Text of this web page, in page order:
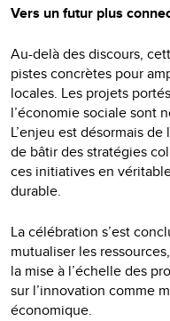
Vers un futur plus
Au-delà des discours,
pistes concrètes pour
locales. Les projets
l’économie sociale sont
L’enjeu est désormais
de bâtir des stratégies
ces initiatives en
durable.
La célébration s’est
mutualiser les
la mise à l’échelle des
sur l’innovation comme
économique.